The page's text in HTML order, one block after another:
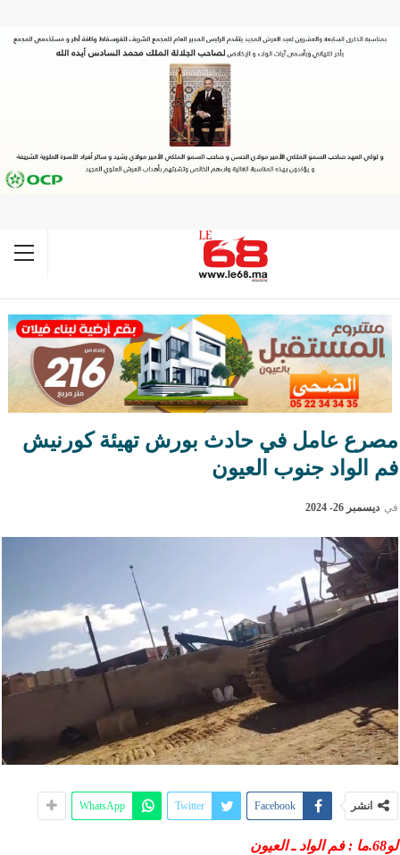
مصرع عامل في حادث بورش تهيئة كورنيش
فم الواد جنوب العيون
في ديسمبر 26- 2024
انشر Facebook
Twitter
WhatsApp
لو68.ما : فم الواد ـ العيون